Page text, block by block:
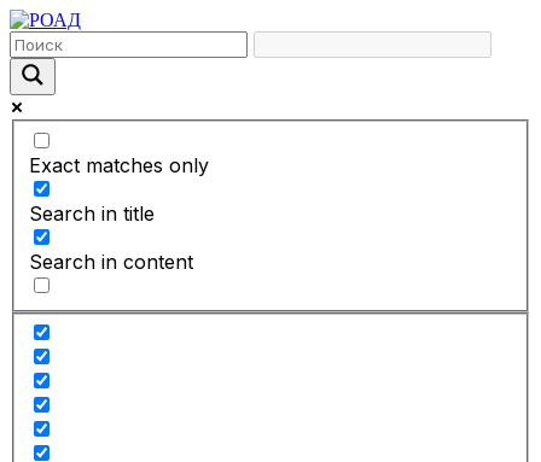
Exact matches only
Search in title
Search in content